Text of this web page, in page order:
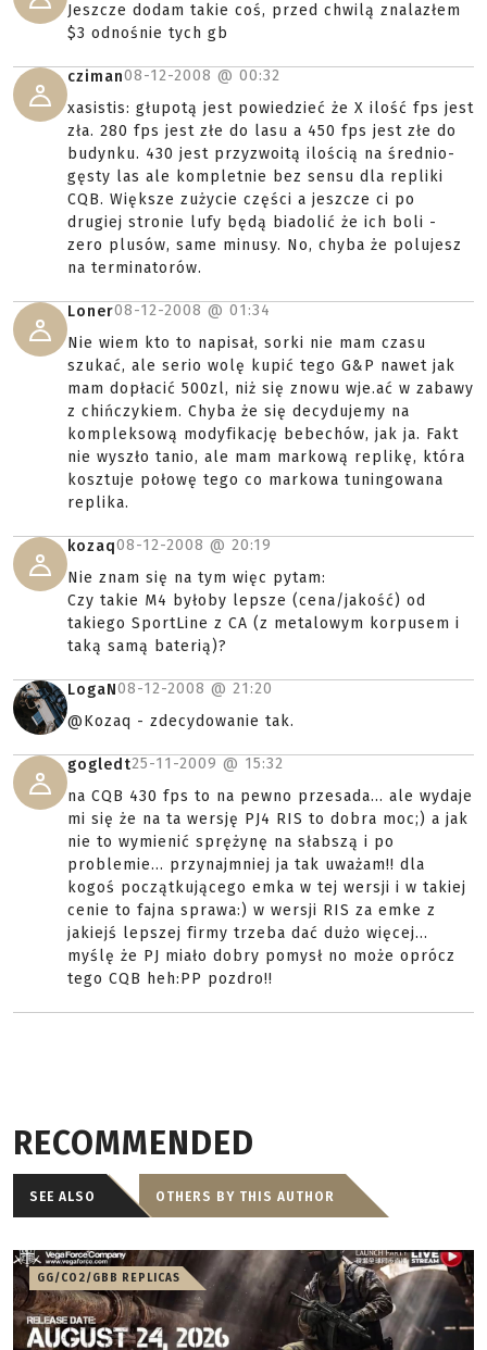
Jeszcze dodam takie coś, przed chwilą znalazłem
$3 odnośnie tych gb
cziman08-12-2008 @ 00:32
xasistis: głupotą jest powiedzieć że X ilość fps jest
zła. 280 fps jest złe do lasu a 450 fps jest złe do
budynku. 430 jest przyzwoitą ilością na średnio-
gęsty las ale kompletnie bez sensu dla repliki
CQB. Większe zużycie części a jeszcze ci po
drugiej stronie lufy będą biadolić że ich boli -
zero plusów, same minusy. No, chyba że polujesz
na terminatorów.
Loner08-12-2008 @ 01:34
Nie wiem kto to napisał, sorki nie mam czasu
szukać, ale serio wolę kupić tego G&P nawet jak
mam dopłacić 500zl, niż się znowu wje.ać w zabawy
z chińczykiem. Chyba że się decydujemy na
kompleksową modyfikację bebechów, jak ja. Fakt
nie wyszło tanio, ale mam markową replikę, która
kosztuje połowę tego co markowa tuningowana
replika.
kozaq08-12-2008 @ 20:19
Nie znam się na tym więc pytam:
Czy takie M4 byłoby lepsze (cena/jakość) od
takiego SportLine z CA (z metalowym korpusem i
taką samą baterią)?
LogaN08-12-2008 @ 21:20
@Kozaq - zdecydowanie tak.
gogledt25-11-2009 @ 15:32
na CQB 430 fps to na pewno przesada... ale wydaje
mi się że na ta wersję PJ4 RIS to dobra moc;) a jak
nie to wymienić sprężynę na słabszą i po
problemie... przynajmniej ja tak uważam!! dla
kogoś początkującego emka w tej wersji i w takiej
cenie to fajna sprawa:) w wersji RIS za emke z
jakiejś lepszej firmy trzeba dać dużo więcej...
myślę że PJ miało dobry pomysł no może oprócz
tego CQB heh:PP pozdro!!
RECOMMENDED
SEE ALSO OTHERS BY THIS AUTHOR
GG/CO2/GBB REPLICAS